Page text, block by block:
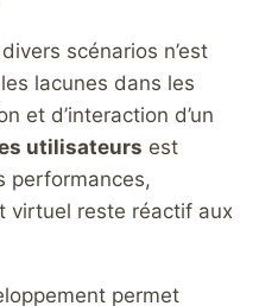
scénarios n’est
lacunes dans les
et d’interaction d’un
utilisateurs est
performances,
virtuel reste réactif aux
permet